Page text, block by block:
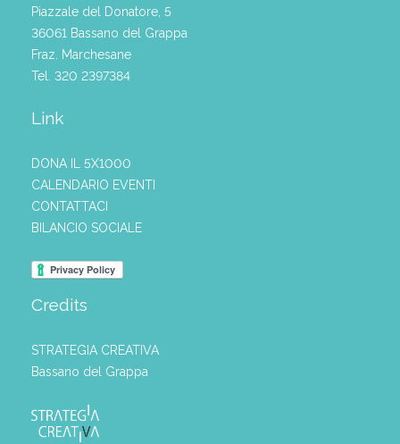
Piazzale del Donatore, 5
36061 Bassano del Grappa
Fraz. Marchesane
Tel. 320 2397384
Link
DONA IL 5X1000
CALENDARIO EVENTI
CONTATTACI
BILANCIO SOCIALE
Credits
STRATEGIA CREATIVA
Bassano del Grappa